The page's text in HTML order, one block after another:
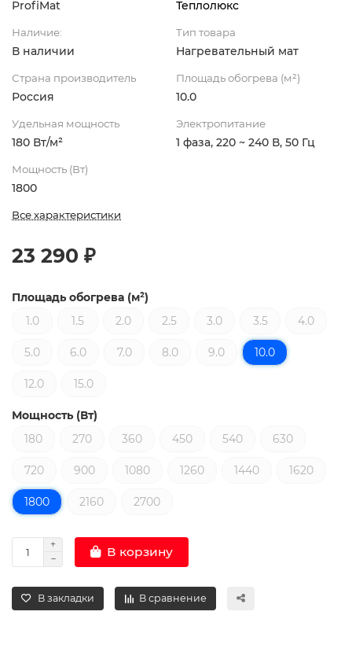
ProfiMat Теплолюкс
Наличие:
В наличии
Тип товара
Нагревательный мат
Страна производитель
Россия
Площадь обогрева (м²)
10.0
Удельная мощность
180 Вт/м²
Электропитание
1 фаза, 220 ~ 240 В, 50 Гц
Мощность (Вт)
1800
Все характеристики
23 290 ₽
Площадь обогрева (м²)
1.0
1.5 2.0 2.5 3.0 3.5 4.0
5.0 6.0 7.0 8.0 9.0 10.0
12.0 15.0
Мощность (Вт)
180
270 360 450 540 630
720 900 1080 1260 1440 1620
1800 2160 2700
В корзину
В закладки В сравнение